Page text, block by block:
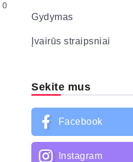
0
Gydymas
Įvairūs straipsniai
Sekite mus
Facebook
Instagram